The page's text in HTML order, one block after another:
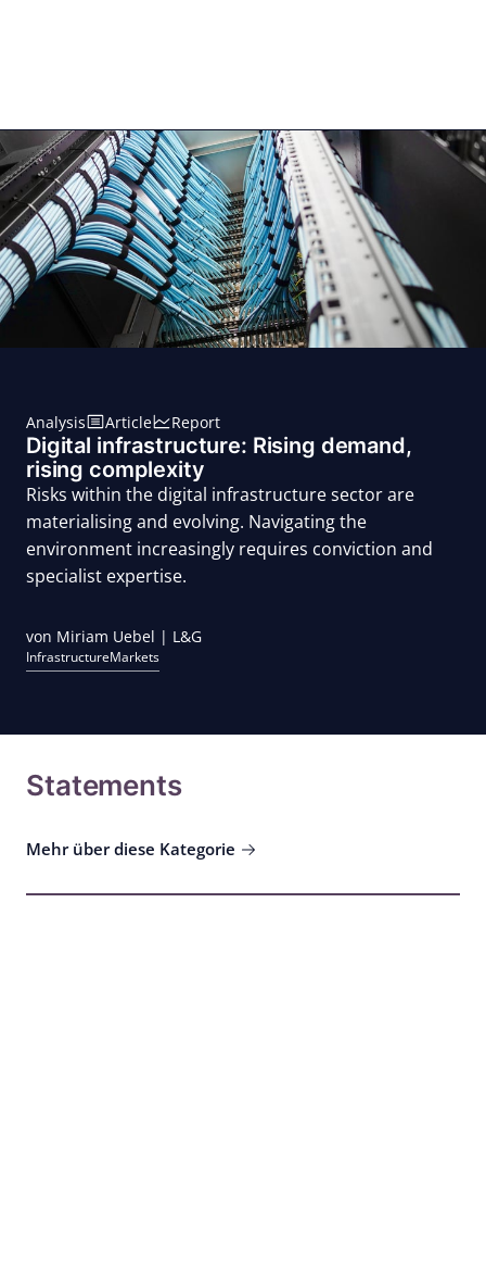
Analysis Article Report
Digital infrastructure: Rising demand,
rising complexity
Risks within the digital infrastructure sector are
materialising and evolving. Navigating the
environment increasingly requires conviction and
specialist expertise.
von Miriam Uebel | L&G
InfrastructureMarkets
Statements
Mehr über diese Kategorie